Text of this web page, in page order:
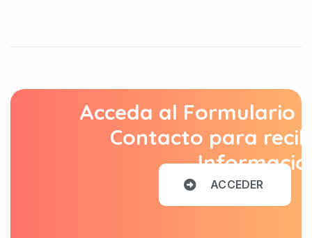
Acceda al Formulario
Contacto para
ACCEDER